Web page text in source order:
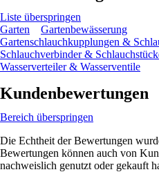
Liste überspringen
Garten
Gartenbewässerung
Gartenschlauchkupplungen &
Schlauchverbinder &
Wasserverteiler & Wasserventile
Kundenbewertungen
Bereich überspringen
Die Echtheit der Bewertungen
Bewertungen können auch von
nachweislich genutzt oder gekauft